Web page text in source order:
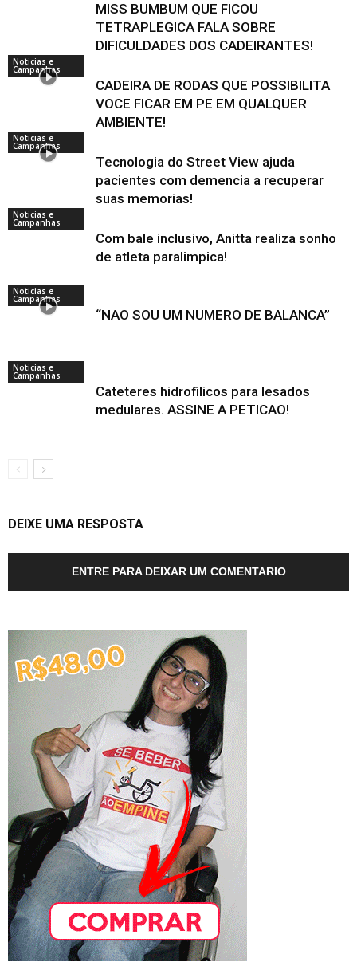
MISS BUMBUM QUE FICOU
TETRAPLEGICA FALA SOBRE
DIFICULDADES DOS CADEIRANTES!
Noticias e
Campanhas
CADEIRA DE RODAS QUE POSSIBILITA
VOCE FICAR EM PE EM QUALQUER
AMBIENTE!
Noticias e
Campanhas
Tecnologia do Street View ajuda
pacientes com demencia a recuperar
suas memorias!
Noticias e
Campanhas
Com bale inclusivo, Anitta realiza sonho
de atleta paralimpica!
Noticias e
Campanhas
“NAO SOU UM NUMERO DE BALANCA”
Noticias e
Campanhas
Cateteres hidrofilicos para lesados
medulares. ASSINE A PETICAO!
DEIXE UMA RESPOSTA
ENTRE PARA DEIXAR UM COMENTARIO